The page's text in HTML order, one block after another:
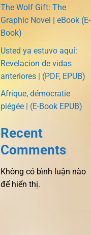
The Wolf Gift: The
Graphic Novel | eBook (E-
Book)
Usted ya estuvo aquí:
Revelacion de vidas
anteriores | (PDF, EPUB)
Afrique, démocratie
piégée | (E-Book EPUB)
Recent
Comments
Không có bình luận nào
để hiển thị.